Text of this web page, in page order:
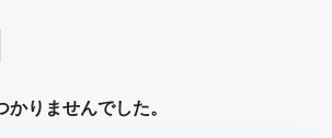
りませんでした。